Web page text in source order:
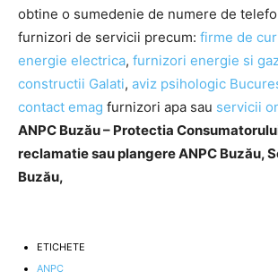
obtine o sumedenie de numere de
furnizori de servicii precum: firme de
energie electrica, furnizori energie si
constructii Galati, aviz psihologic
contact emag furnizori apa sau servicii
ANPC Buzău – Protectia
reclamatie sau plangere ANPC Buzău,
Buzău,
ETICHETE
ANPC